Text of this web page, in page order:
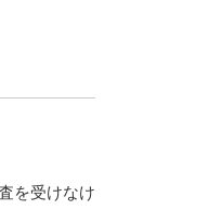
を受けなけ